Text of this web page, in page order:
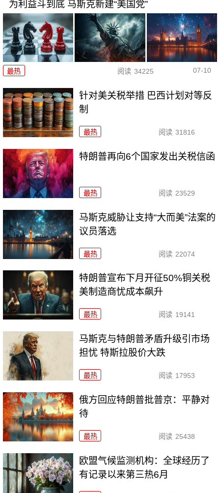
为利益斗到底 马斯克新建“美国党”
最热 阅读 34225 07-10
针对美关税举措 巴西计划对等反
制
最热 阅读 31816
特朗普再向6个国家发出关税信函
最热 阅读 23529
马斯克威胁让支持“大而美”法案的
议员落选
最热 阅读 22074
特朗普宣布下月开征50%铜关税
美制造商忧成本飙升
最热 阅读 19141
马斯克与特朗普矛盾升级引市场
担忧 特斯拉股价大跌
最热 阅读 17953
俄方回应特朗普批普京：平静对
待
最热 阅读 25438
欧盟气候监测机构：全球经历了
有记录以来第三热6月